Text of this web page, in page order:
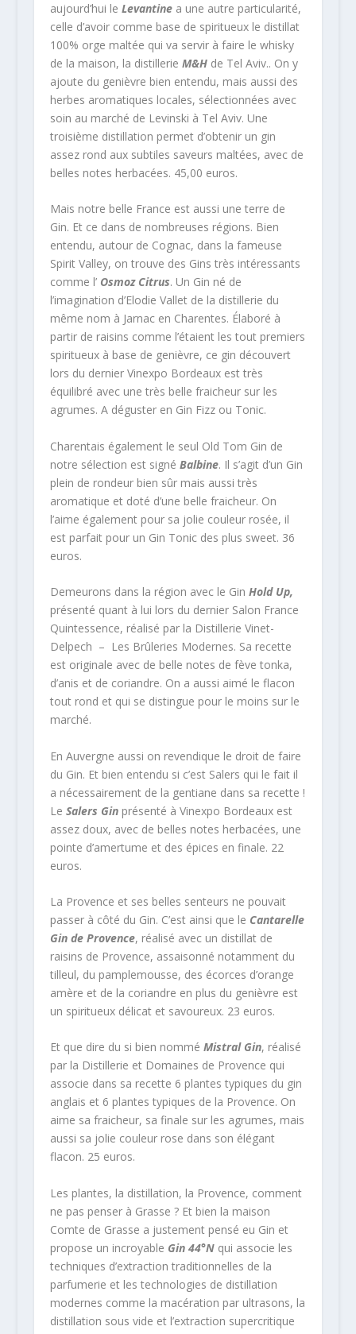
aujourd’hui le Levantinea une autre particularité,
celle d’avoir comme base de spiritueux le distillat
100% orge maltée qui va servir à faire le whisky
de la maison, la distillerie M&H de Tel Aviv.. On y
ajoute du genièvre bien entendu, mais aussi des
herbes aromatiques locales, sélectionnées avec
soin au marché de Levinski à Tel Aviv. Une
troisième distillation permet d’obtenir un gin
assez rond aux subtiles saveurs maltées, avec de
belles notes herbacées. 45,00 euros.
Mais notre belle France est aussi une terre de
Gin. Et ce dans de nombreuses régions. Bien
entendu, autour de Cognac, dans la fameuse
Spirit Valley, on trouve des Gins très intéressants
comme l’ Osmoz Citrus. Un Gin né de
l’imagination d’Elodie Vallet de la distillerie du
même nom à Jarnac en Charentes. Élaboré à
partir de raisins comme l’étaient les tout premiers
spiritueux à base de genièvre, ce gin découvert
lors du dernier Vinexpo Bordeaux est très
équilibré avec une très belle fraicheur sur les
agrumes. A déguster en Gin Fizz ou Tonic.
Charentais également le seul Old Tom Gin de
notre sélection est signé Balbine. Il s’agit d’un Gin
plein de rondeur bien sûr mais aussi très
aromatique et doté d’une belle fraicheur. On
l’aime également pour sa jolie couleur rosée, il
est parfait pour un Gin Tonic des plus sweet. 36
euros.
Demeurons dans la région avec le Gin Hold Up,
présenté quant à lui lors du dernier Salon France
Quintessence, réalisé par la Distillerie Vinet-
Delpech – Les Brûleries Modernes. Sa recette
est originale avec de belle notes de fève tonka,
d’anis et de coriandre. On a aussi aimé le flacon
tout rond et qui se distingue pour le moins sur le
marché.
En Auvergne aussi on revendique le droit de faire
du Gin. Et bien entendu si c’est Salers qui le fait il
a nécessairement de la gentiane dans sa recette !
Le Salers Ginprésenté à Vinexpo Bordeaux est
assez doux, avec de belles notes herbacées, une
pointe d’amertume et des épices en finale. 22
euros.
La Provence et ses belles senteurs ne pouvait
passer à côté du Gin. C’est ainsi que le Cantarelle
Gin de Provence, réalisé avec un distillat de
raisins de Provence, assaisonné notamment du
tilleul, du pamplemousse, des écorces d’orange
amère et de la coriandre en plus du genièvre est
un spiritueux délicat et savoureux. 23 euros.
Et que dire du si bien nommé Mistral Gin, réalisé
par la Distillerie et Domaines de Provence qui
associe dans sa recette 6 plantes typiques du gin
anglais et 6 plantes typiques de la Provence. On
aime sa fraicheur, sa finale sur les agrumes, mais
aussi sa jolie couleur rose dans son élégant
flacon. 25 euros.
Les plantes, la distillation, la Provence, comment
ne pas penser à Grasse ? Et bien la maison
Comte de Grasse a justement pensé eu Gin et
propose un incroyable Gin 44°Nqui associe les
techniques d’extraction traditionnelles de la
parfumerie et les technologies de distillation
modernes comme la macération par ultrasons, la
distillation sous vide et l’extraction supercritique